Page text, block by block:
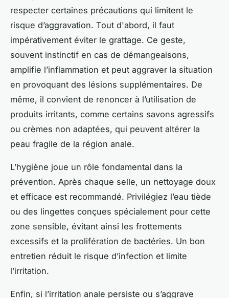
respecter certaines précautions qui limitent le
risque d’aggravation. Tout d'abord, il faut
impérativement éviter le grattage. Ce geste,
souvent instinctif en cas de démangeaisons,
amplifie l’inflammation et peut aggraver la situation
en provoquant des lésions supplémentaires. De
même, il convient de renoncer à l’utilisation de
produits irritants, comme certains savons agressifs
ou crèmes non adaptées, qui peuvent altérer la
peau fragile de la région anale.
L’hygiène joue un rôle fondamental dans la
prévention. Après chaque selle, un nettoyage doux
et efficace est recommandé. Privilégiez l’eau tiède
ou des lingettes conçues spécialement pour cette
zone sensible, évitant ainsi les frottements
excessifs et la prolifération de bactéries. Un bon
entretien réduit le risque d’infection et limite
l’irritation.
Enfin, si l’irritation anale persiste ou s’aggrave